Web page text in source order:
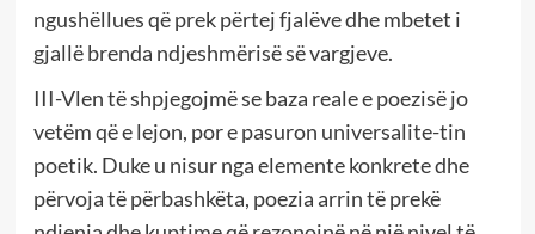
ngushëllues që prek përtej fjalëve dhe mbetet i
gjallë brenda ndjeshmërisë së vargjeve.
III-Vlen të shpjegojmë se baza reale e poezisë jo
vetëm që e lejon, por e pasuron universalite-tin
poetik. Duke u nisur nga elemente konkrete dhe
përvoja të përbashkëta, poezia arrin të prekë